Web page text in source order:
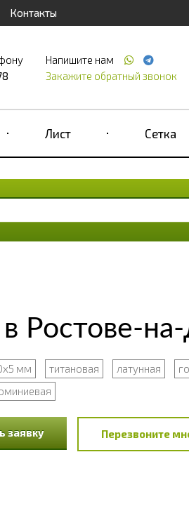
Контакты
Напишите нам
Закажите обратный звонок
Лист Сетка
Ростове-
мм титановая латунная
заявку Перезвоните